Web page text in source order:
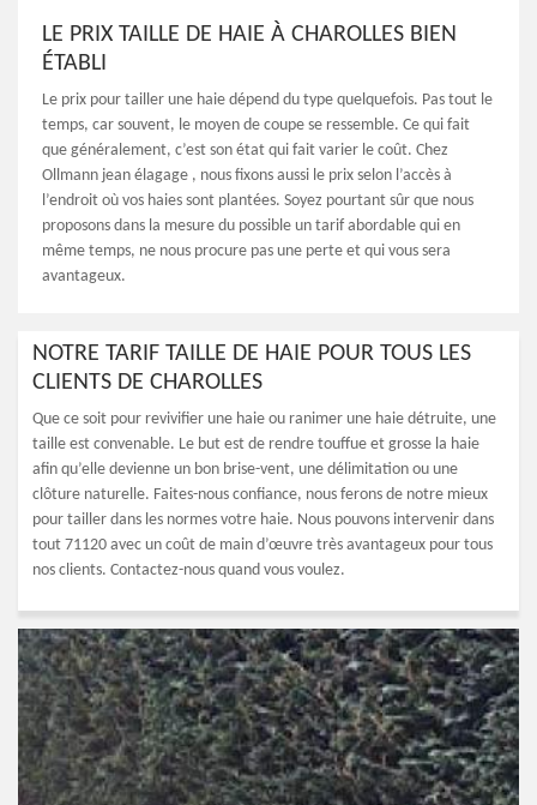
LE PRIX TAILLE DE HAIE À CHAROLLES BIEN
ÉTABLI
Le prix pour tailler une haie dépend du type quelquefois. Pas tout le
temps, car souvent, le moyen de coupe se ressemble. Ce qui fait
que généralement, c’est son état qui fait varier le coût. Chez
Ollmann jean élagage , nous fixons aussi le prix selon l’accès à
l’endroit où vos haies sont plantées. Soyez pourtant sûr que nous
proposons dans la mesure du possible un tarif abordable qui en
même temps, ne nous procure pas une perte et qui vous sera
avantageux.
NOTRE TARIF TAILLE DE HAIE POUR TOUS LES
CLIENTS DE CHAROLLES
Que ce soit pour revivifier une haie ou ranimer une haie détruite, une
taille est convenable. Le but est de rendre touffue et grosse la haie
afin qu’elle devienne un bon brise-vent, une délimitation ou une
clôture naturelle. Faites-nous confiance, nous ferons de notre mieux
pour tailler dans les normes votre haie. Nous pouvons intervenir dans
tout 71120 avec un coût de main d’œuvre très avantageux pour tous
nos clients. Contactez-nous quand vous voulez.